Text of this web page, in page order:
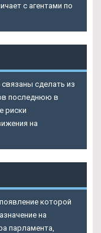
с агентами по
сделать из
последнюю в
риски
на
которой
на
парламента,